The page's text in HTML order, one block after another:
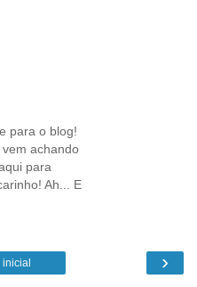
para o blog!
achando
para
Ah... E
›
inicial